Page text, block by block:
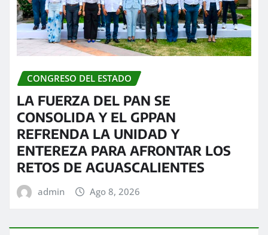
CONGRESO DEL ESTADO
LA FUERZA DEL PAN SE
CONSOLIDA Y EL GPPAN
REFRENDA LA UNIDAD Y
ENTEREZA PARA AFRONTAR LOS
RETOS DE AGUASCALIENTES
admin Ago 8, 2026